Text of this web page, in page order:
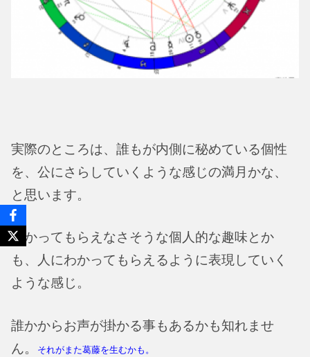
実際のところは、誰もが内側に秘めている個性
を、公にさらしていくような感じの満月かな、
と思います。
わかってもらえなさそうな個人的な趣味とか
も、人にわかってもらえるように表現していく
ような感じ。
誰かからお声が掛かる事もあるかも知れませ
ん。
それがまた葛藤を生むかも。